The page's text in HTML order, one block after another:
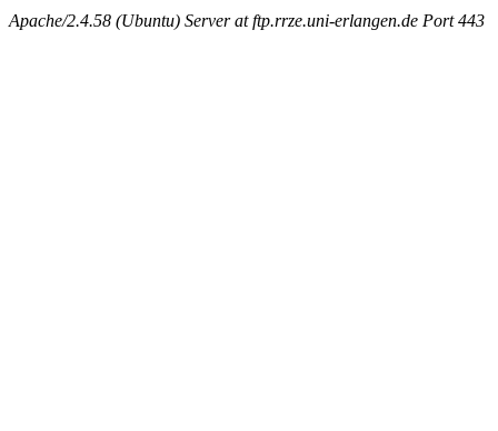
Apache/2.4.58 (Ubuntu) Server at ftp.rrze.uni-erlangen.de Port 443